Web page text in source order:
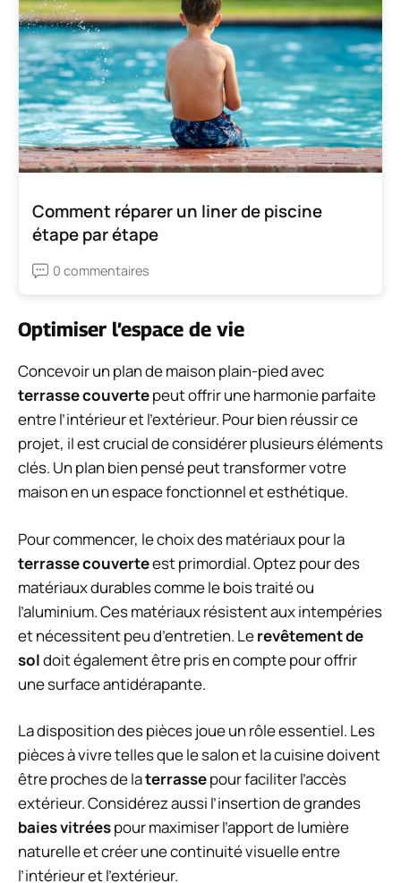
Comment réparer un liner de piscine
étape par étape
0 commentaires
Optimiser l’espace de vie
Concevoir un plan de maison plain-pied avec
terrasse couvertepeut offrir une harmonie parfaite
entre l’intérieur et l’extérieur. Pour bien réussir ce
projet, il est crucial de considérer plusieurs éléments
clés. Un plan bien pensé peut transformer votre
maison en un espace fonctionnel et esthétique.
Pour commencer, le choix des matériaux pour la
terrasse couverteest primordial. Optez pour des
matériaux durables comme le bois traité ou
l’aluminium. Ces matériaux résistent aux intempéries
et nécessitent peu d’entretien. Lerevêtement de
soldoit également être pris en compte pour offrir
une surface antidérapante.
La disposition des pièces joue un rôle essentiel. Les
pièces à vivre telles que le salon et la cuisine doivent
être proches de laterrassepour faciliter l’accès
extérieur. Considérez aussi l’insertion de grandes
baies vitréespour maximiser l’apport de lumière
naturelle et créer une continuité visuelle entre
l’intérieur et l’extérieur.